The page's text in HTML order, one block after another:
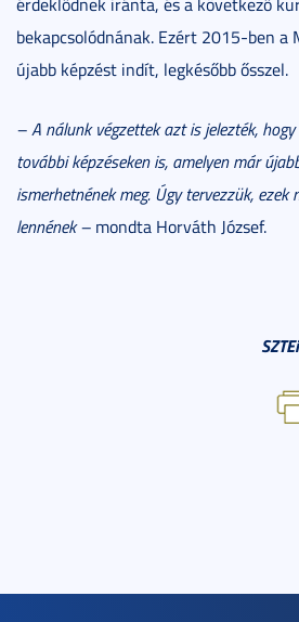
bekapcsolódnának. Ezért 2015-ben a
újabb képzést indít, legkésőbb ősszel.
– A nálunk végzettek azt is jelezték,
további képzéseken is, amelyen már
ismerhetnének meg. Úgy tervezzük, ezek
lennének – mondta Horváth József.